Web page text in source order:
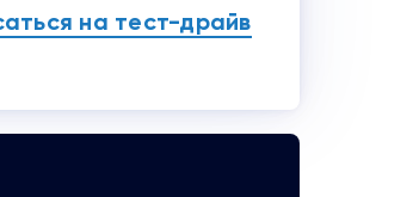
на тест-драйв